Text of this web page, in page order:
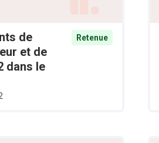
de
et de
dans le
Retenue